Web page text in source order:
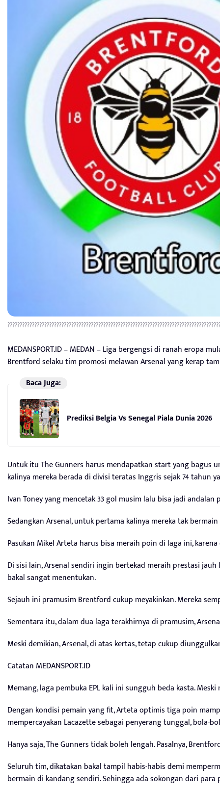
MEDANSPORT.ID – MEDAN – Liga bergengsi di ranah eropa
Brentford selaku tim promosi melawan Arsenal yang kerap
Baca Juga:
Prediksi Belgia Vs Senegal Piala Dunia 2026
Untuk itu The Gunners harus mendapatkan start yang bagus
kalinya mereka berada di divisi teratas Inggris sejak 74 tahun
Ivan Toney yang mencetak 33 gol musim lalu bisa jadi
Sedangkan Arsenal, untuk pertama kalinya mereka tak
Pasukan Mikel Arteta harus bisa meraih poin di laga ini,
Di sisi lain, Arsenal sendiri ingin bertekad meraih prestasi
bakal sangat menentukan.
Sejauh ini pramusim Brentford cukup meyakinkan. Mereka
Sementara itu, dalam dua laga terakhirnya di pramusim,
Meski demikian, Arsenal, di atas kertas, tetap cukup
Catatan MEDANSPORT.ID
Memang, laga pembuka EPL kali ini sungguh beda kasta.
Dengan kondisi pemain yang fit, Arteta optimis tiga poin
mempercayakan Lacazette sebagai penyerang tunggal, bola-
Hanya saja, The Gunners tidak boleh lengah. Pasalnya,
Seluruh tim, dikatakan bakal tampil habis-habis demi
bermain di kandang sendiri. Sehingga ada sokongan dari